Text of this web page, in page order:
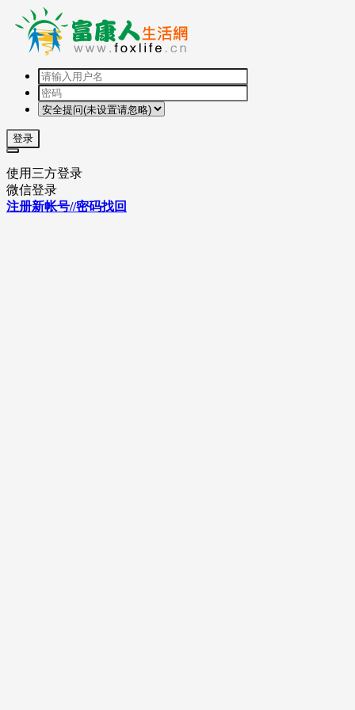
登录
使用三方登录
微信登录
注册新帐号//密码找回